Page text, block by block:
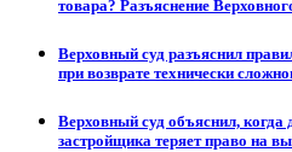
товара? Разъяснение
Верховный суд разъяснил
при возврате технически
Верховный суд объяснил, когда
застройщика теряет право на